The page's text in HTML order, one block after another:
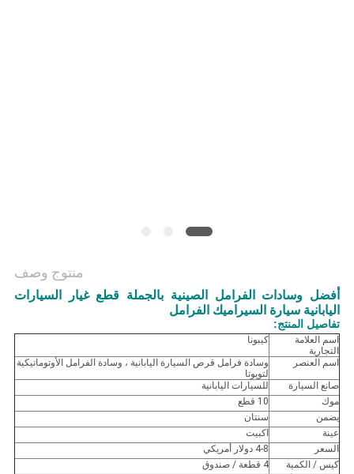
منتوج وصف
أفضل وسادات الفرامل الصينية بالجملة قطع غيار السيارات
اليابانية سيارة السيراميك الفرامل
تفاصيل المنتج:
اسم العلامة
التجارية
كيبونا
اسم العنصر
وسادة فرامل قرص السيارة اليابانية ، وسادة الفرامل الأوتوماتيكية
لتويوتا
صانع السيارة
للسيارات اليابانية
موك
10 قطع
يضمن
سنتان
عينة
اكبيت
السعر
4-8 دولار أمريكي
كيس / الكمية
4 قطعة / صندوق